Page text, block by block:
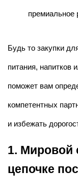
премиальное
Будь то закупки
питания, напитков
поможет вам
компетентных
и избежать
1. Мировой
цепочке